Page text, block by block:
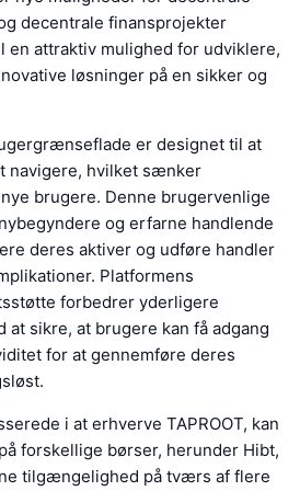
decentrale finansprojekter
en attraktiv mulighed for udviklere,
løsninger på en sikker og
er designet til at
navigere, hvilket sænker
brugere. Denne brugervenlige
og erfarne handlende
deres aktiver og udføre handler
Platformens
forbedrer yderligere
at sikre, at brugere kan få adgang
for at gennemføre deres
i at erhverve TAPROOT, kan
forskellige børser, herunder Hibt,
tilgængelighed på tværs af flere